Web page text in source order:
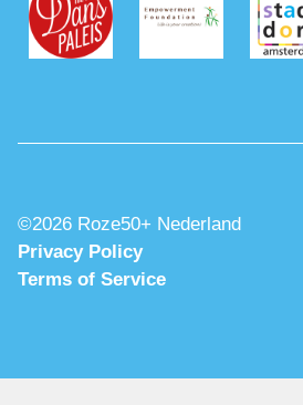
©2026 Roze50+ Nederland
Privacy Policy
Terms of Service